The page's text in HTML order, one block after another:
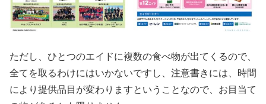
ただし、ひとつのエイドに複数の食べ物が出てくるので、
全てを取るわけにはいかないですし、注意書きには、時間
により提供品目が変わりますということなので、お目当て